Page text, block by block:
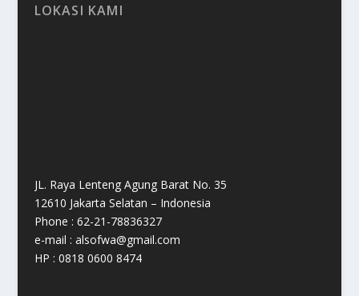
LOKASI KAMI
JL. Raya Lenteng Agung Barat No. 35
12610 Jakarta Selatan – Indonesia
Phone : 62-21-78836327
e-mail : alsofwa@gmail.com
HP : 0818 0600 8474